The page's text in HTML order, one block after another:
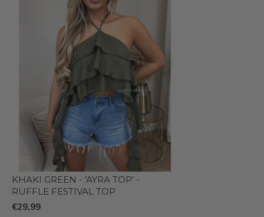
KHAKI GREEN - 'AYRA TOP' -
RUFFLE FESTIVAL TOP
€29,99